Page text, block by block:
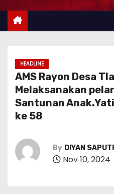
HEADLINE
AMS Rayon Desa
Melaksanakan
Santunan
ke 58
By DIYAN
Nov 10, 2024